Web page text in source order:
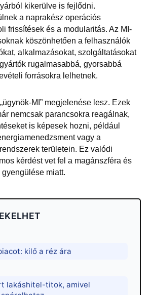
kikerülve is fejlődni.
a naprakész operációs
frissítések és a modularitás. Az MI-
köszönhetően a felhasználók
alkalmazásokat, szolgáltatásokat
rugalmasabbá, gyorsabbá
forrásokra lelhetnek.
MI” megjelenése lesz. Ezek
nemcsak parancsokra reagálnak,
is képesek hozni, például
vagy a
területein. Ez valódi
kérdést vet fel a magánszféra és
miatt.
kilő a réz ára
lakáshitel-titok, amivel